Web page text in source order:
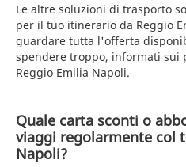
Le altre soluzioni di trasporto
per il tuo itinerario da Reggio
guardare tutta l'offerta
spendere troppo, informati sui
Reggio Emilia Napoli.
Quale carta sconti o
viaggi regolarmente col
Napoli?